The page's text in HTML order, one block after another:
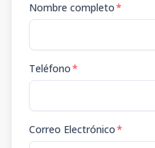
Nombre completo*
Teléfono*
Correo Electrónico*